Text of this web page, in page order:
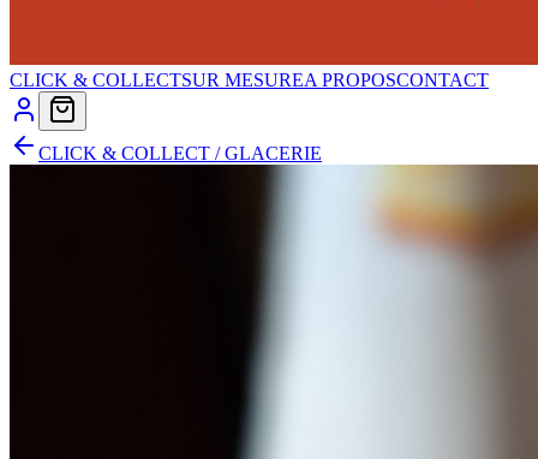
CLICK & COLLECTSUR MESUREA PROPOSCONTACT
CLICK & COLLECT / GLACERIE